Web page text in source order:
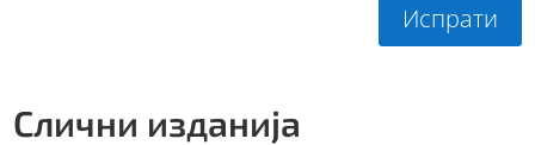
Испрати
Слични изданија